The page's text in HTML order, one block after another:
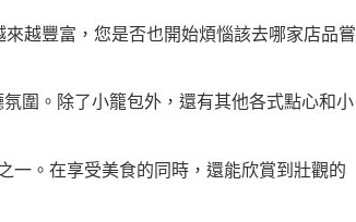
越豐富，您是否也開始煩惱該去哪家店品嘗
圍。除了小籠包外，還有其他各式點心和小
一。在享受美食的同時，還能欣賞到壯觀的